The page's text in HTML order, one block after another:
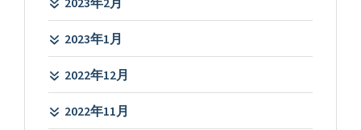
2023年1月
2022年12月
2022年11月